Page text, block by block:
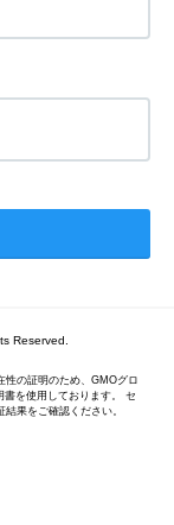
Reserved.
性の証明のため、GMOグロ
を使用しております。 セ
果をご確認ください。